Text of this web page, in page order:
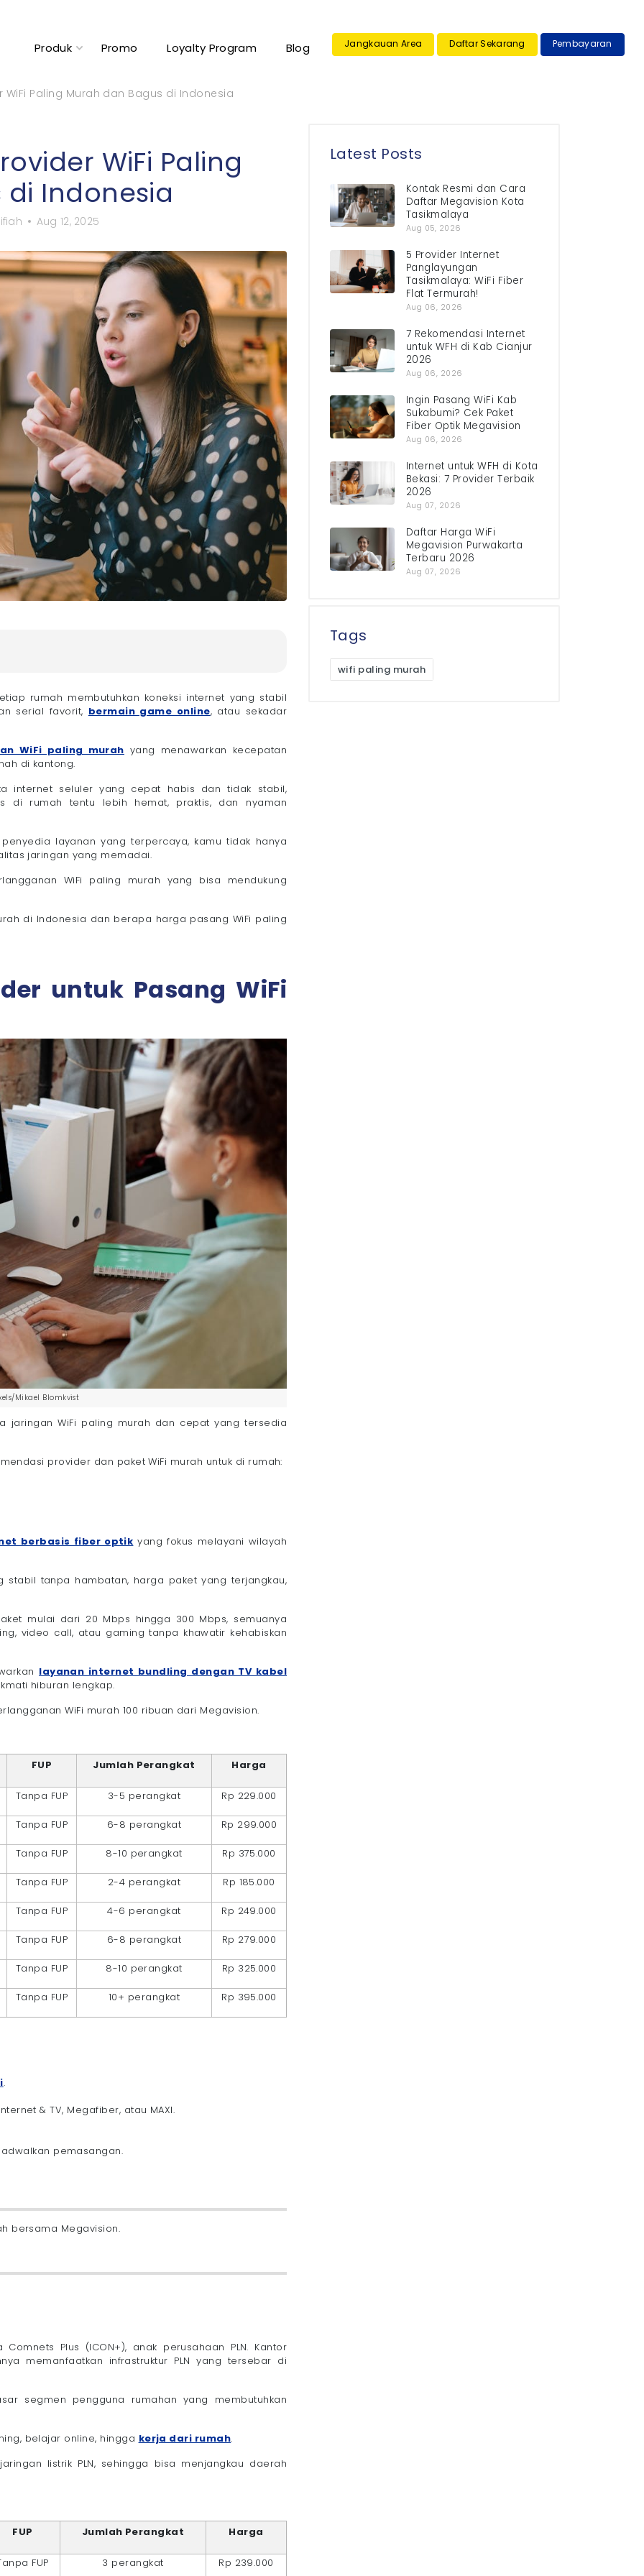
Produk Promo Loyalty Program Blog Jangkauan Area Daftar Sekarang Pembayaran
WiFi Paling Murah dan Bagus di Indonesia
WiFi Paling
Indonesia
Aug 12, 2025
Sekarang Juga!
rumah membutuhkan koneksi internet yang stabil
serial favorit, bermain game online, atau sekadar
WiFi paling murah yang menawarkan kecepatan
di kantong.
internet seluler yang cepat habis dan tidak stabil,
di rumah tentu lebih hemat, praktis, dan nyaman
layanan yang terpercaya, kamu tidak hanya
jaringan yang memadai.
WiFi paling murah yang bisa mendukung
di Indonesia dan berapa harga pasang WiFi paling
untuk Pasang WiFi
Mikael Blomkvist
jaringan WiFi paling murah dan cepat yang tersedia
provider dan paket WiFi murah untuk di rumah:
berbasis fiber optik yang fokus melayani wilayah
stabil tanpa hambatan, harga paket yang terjangkau,
mulai dari 20 Mbps hingga 300 Mbps, semuanya
video call, atau gaming tanpa khawatir kehabiskan
layanan internet bundling dengan TV kabel
hiburan lengkap.
WiFi murah 100 ribuan dari Megavision.
FUP Jumlah Perangkat Harga
Tanpa FUP 3-5 perangkat Rp 229.000
Tanpa FUP 6-8 perangkat Rp 299.000
Tanpa FUP 8-10 perangkat Rp 375.000
Tanpa FUP 2-4 perangkat Rp 185.000
Tanpa FUP 4-6 perangkat Rp 249.000
Tanpa FUP 6-8 perangkat Rp 279.000
Tanpa FUP 8-10 perangkat Rp 325.000
Tanpa FUP 10+ perangkat Rp 395.000
.
& TV, Megafiber, atau MAXI.
pemasangan.
bersama Megavision.
Plus (ICON+), anak perusahaan PLN. Kantor
memanfaatkan infrastruktur PLN yang tersebar di
segmen pengguna rumahan yang membutuhkan
belajar online, hingga kerja dari rumah.
listrik PLN, sehingga bisa menjangkau daerah
FUP Jumlah Perangkat Harga
FUP 3 perangkat Rp 239.000
Latest Posts
Kontak Resmi dan Cara
Daftar Megavision Kota
Tasikmalaya
Aug 05, 2026
5 Provider Internet
Panglayungan
Tasikmalaya: WiFi Fiber
Flat Termurah!
Aug 06, 2026
7 Rekomendasi Internet
untuk WFH di Kab Cianjur
2026
Aug 06, 2026
Ingin Pasang WiFi Kab
Sukabumi? Cek Paket
Fiber Optik Megavision
Aug 06, 2026
Internet untuk WFH di Kota
Bekasi: 7 Provider Terbaik
2026
Aug 07, 2026
Daftar Harga WiFi
Megavision Purwakarta
Terbaru 2026
Aug 07, 2026
Tags
wifi paling murah